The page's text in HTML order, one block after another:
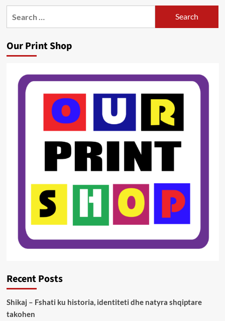
Our Print Shop
Recent Posts
Shikaj – Fshati ku historia, identiteti dhe natyra shqiptare
takohen